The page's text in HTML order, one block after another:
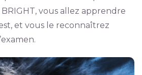
vous allez apprendre
et vous le reconnaîtrez